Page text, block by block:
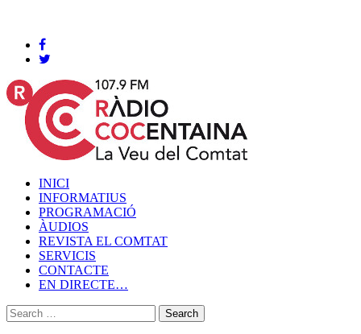
INICI
INFORMATIUS
PROGRAMACIÓ
ÀUDIOS
REVISTA EL COMTAT
SERVICIS
CONTACTE
EN DIRECTE…